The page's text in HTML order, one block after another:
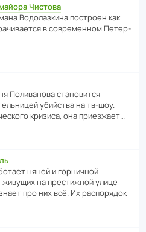
Чистова
Водо­ла­з­кина пост­роен как
в совре­менном Пете­р­
Поли­ва­нова стано­вится
убийства на тв-шоу.
кризиса, она приезжает…
няней и горни­чной
живущих на прес­ти­жной улице
про них всё. Их распо­рядок